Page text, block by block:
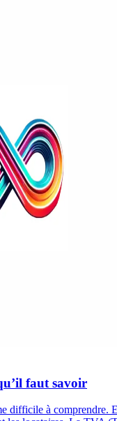
faut savoir
difficile à comprendre.